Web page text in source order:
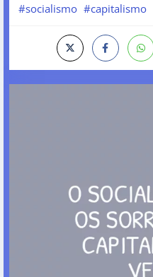
#socialismo #capitalismo